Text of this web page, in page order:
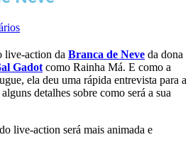
live-action da Branca de Neve da dona
Gadot como Rainha Má. E como a
ela deu uma rápida entrevista para a
detalhes sobre como será a sua
live-action será mais animada e